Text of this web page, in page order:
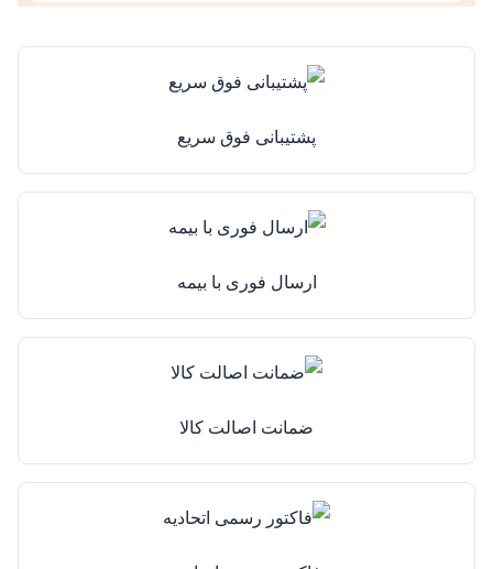
پشتیبانی فوق سریع
ارسال فوری با بیمه
ضمانت اصالت کالا